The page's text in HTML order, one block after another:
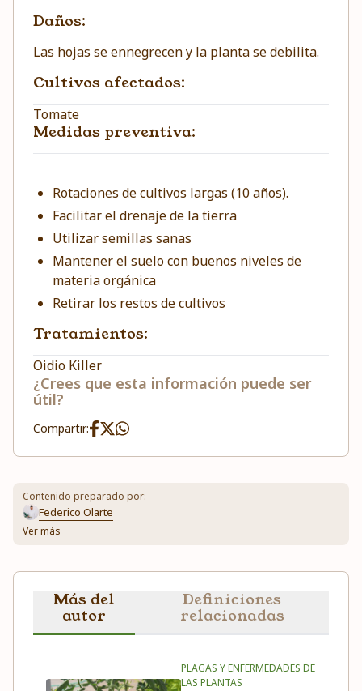
Daños:
Las hojas se ennegrecen y la planta se debilita.
Cultivos afectados:
Tomate
Medidas preventiva:
Rotaciones de cultivos largas (10 años).
Facilitar el drenaje de la tierra
Utilizar semillas sanas
Mantener el suelo con buenos niveles de
materia orgánica
Retirar los restos de cultivos
Tratamientos:
Oidio Killer
¿Crees que esta información puede ser
útil?
Compartir:
Contenido preparado por:
Federico Olarte
Ver más
Más del
autor
Definiciones
relacionadas
PLAGAS Y ENFERMEDADES DE
LAS PLANTAS